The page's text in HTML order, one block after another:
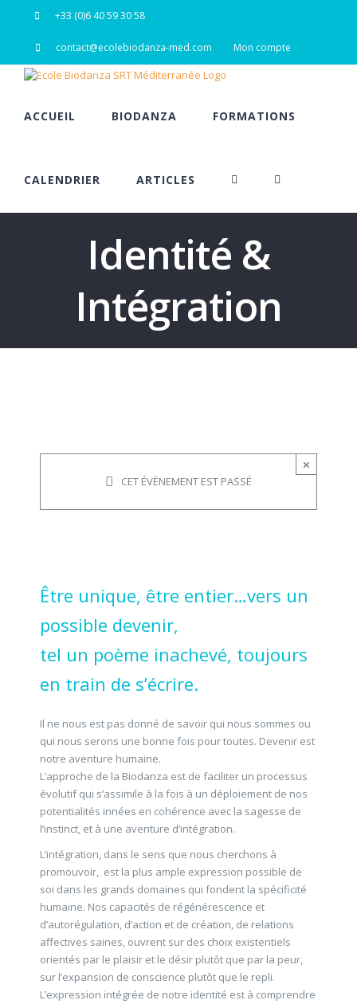
+33 (0)6 40 59 30 58
contact@ecolebiodanza-med.com Mon compte
ACCUEIL BIODANZA FORMATIONS
CALENDRIER ARTICLES
Identité &
Intégration
×
CET ÉVÈNEMENT EST PASSÉ
Être unique, être entier…vers un
possible devenir,
tel un poème inachevé, toujours
en train de s’écrire.
Il ne nous est pas donné de savoir qui nous sommes ou
qui nous serons une bonne fois pour toutes. Devenir est
notre aventure humaine.
L’approche de la Biodanza est de faciliter un processus
évolutif qui s’assimile à la fois à un déploiement de nos
potentialités innées en cohérence avec la sagesse de
l’instinct, et à une aventure d’intégration.
L’intégration, dans le sens que nous cherchons à
promouvoir, est la plus ample expression possible de
soi dans les grands domaines qui fondent la spécificité
humaine. Nos capacités de régénérescence et
d’autorégulation, d’action et de création, de relations
affectives saines, ouvrent sur des choix existentiels
orientés par le plaisir et le désir plutôt que par la peur,
sur l’expansion de conscience plutôt que le repli.
L’expression intégrée de notre identité est à comprendre